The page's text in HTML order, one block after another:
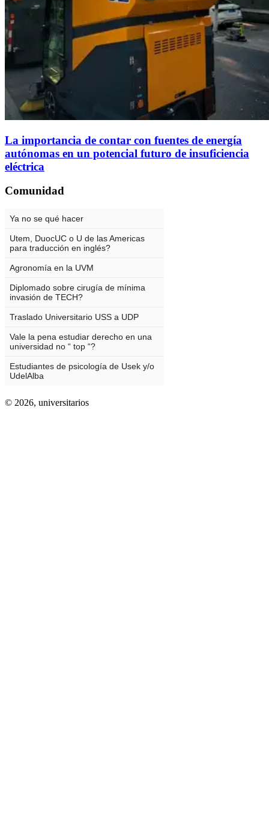
La importancia de contar con fuentes de energía
autónomas en un potencial futuro de insuficiencia
eléctrica
Comunidad
© 2026, universitarios